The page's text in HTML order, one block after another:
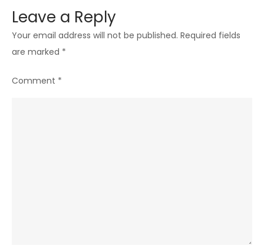
Leave a Reply
Your email address will not be published. Required fields
are marked *
Comment *